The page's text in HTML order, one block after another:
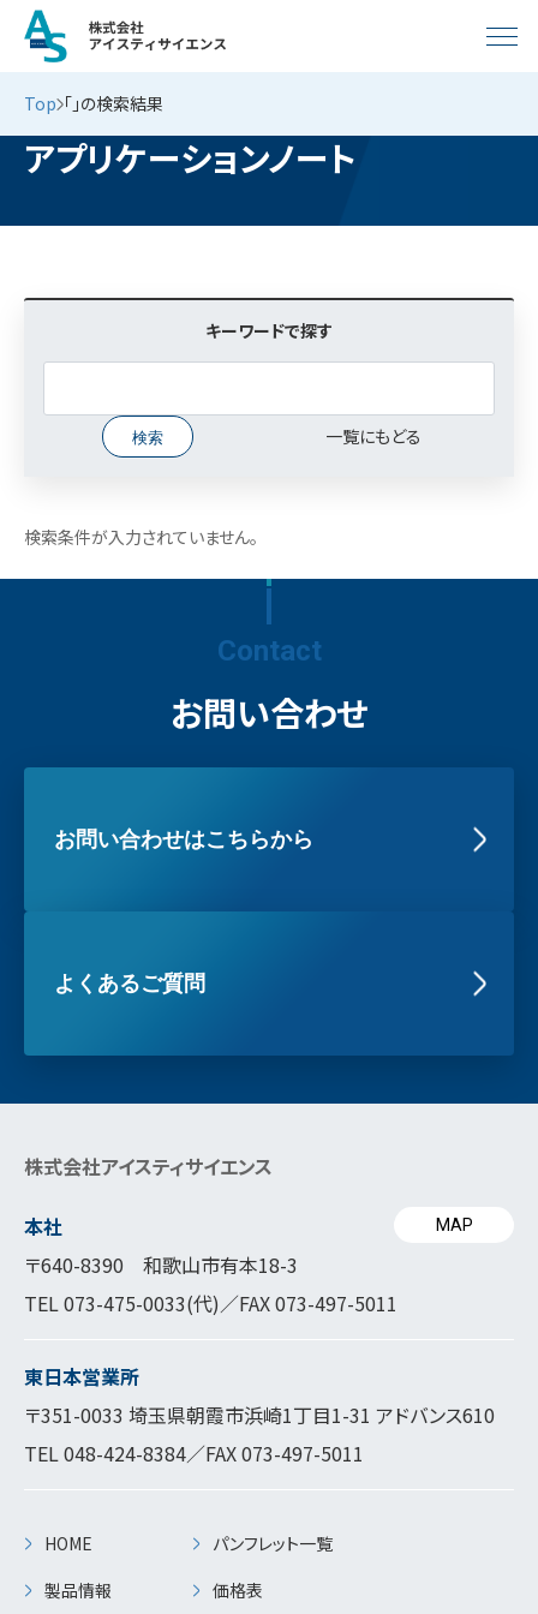
Top 「」の検索結果
アプリケーションノート
キーワードで探す
一覧にもどる
検索条件が入力されていません。
Contact
お問い合わせ
お問い合わせはこちらから
よくあるご質問
株式会社アイスティサイエンス
本社
〒640-8390 和歌山市有本18-3
TEL073-475-0033(代)／FAX 073-497-5011
MAP
東日本営業所
〒351-0033 埼玉県朝霞市浜崎1丁目1-31 アドバンス610
TEL048-424-8384／FAX 073-497-5011
HOME
製品情報
パンフレット一覧
価格表